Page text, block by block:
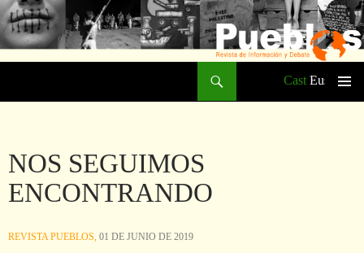
Cast Eusk
NOS SEGUIMOS
ENCONTRANDO
REVISTA PUEBLOS, 01 DE JUNIO DE 2019